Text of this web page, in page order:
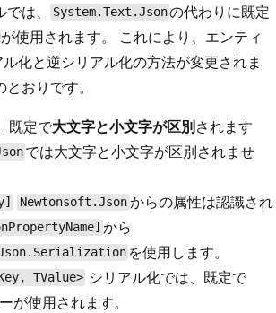
は、 System.Text.Jsonの代わりに既定
が使用されます。 これにより、エンティ
化と逆シリアル化の方法が変更されま
おりです。
既定で大文字と小文字が区別されます
では大文字と小文字が区別されませ
Newtonsoft.Jsonからの属性は認識され
から
を使用します。
TValue> シリアル化では、既定で
が使用されます。